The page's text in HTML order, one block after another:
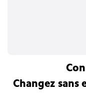
Changez sans